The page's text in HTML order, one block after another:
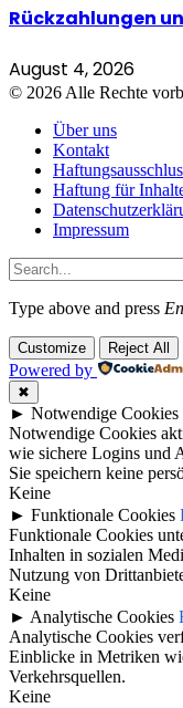
Rückzahlungen
August 4, 2026
© 2026 Alle Rechte
Über uns
Kontakt
Haftung für
Impressum
Type above and press
Customize Reject All
Powered by
✖
► Notwendige Cookies
Notwendige Cookies
wie sichere Logins und
Sie speichern keine
Keine
► Funktionale Cookies
Funktionale Cookies
Inhalten in sozialen
Nutzung von
Keine
► Analytische Cookies
Analytische Cookies
Einblicke in Metriken
Verkehrsquellen.
Keine